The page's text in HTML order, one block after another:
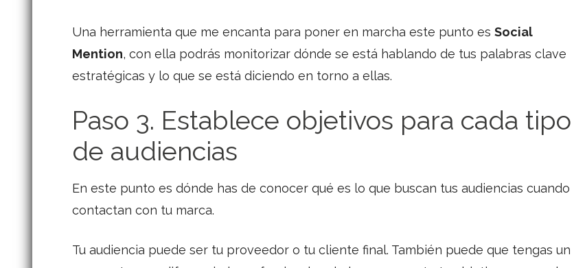
Una herramienta que me encanta para poner en marcha este punto es Social
Mention, con ella podrás monitorizar dónde se está hablando de tus palabras clave
estratégicas y lo que se está diciendo en torno a ellas.
Paso 3. Establece objetivos para cada tipo
de audiencias
En este punto es dónde has de conocer qué es lo que buscan tus audiencias cuando
contactan con tu marca.
Tu audiencia puede ser tu proveedor o tu cliente final. También puede que tengas un